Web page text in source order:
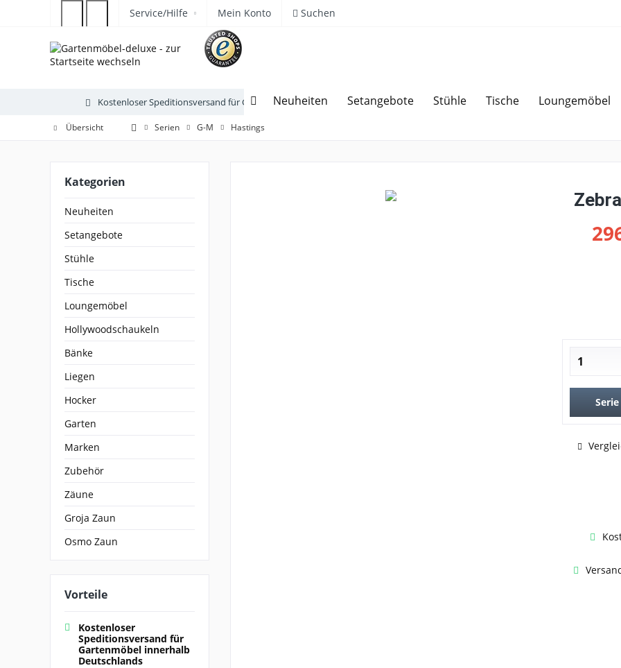
Service/Hilfe Mein Konto Suchen
Neuheiten Setangebote Stühle Tische Loungemöbel
Kostenloser Speditionsversand für Gartenmöbel Sparen bei Angebotsanfrage Über
Übersicht Serien G-M Hastings
Kategorien
Neuheiten
Setangebote
Stühle
Tische
Loungemöbel
Hollywoodschaukeln
Bänke
Liegen
Hocker
Garten
Marken
Zubehör
Zäune
Groja Zaun
Osmo Zaun
Vorteile
Kostenloser
Speditionsversand für
Gartenmöbel innerhalb
Deutschlands